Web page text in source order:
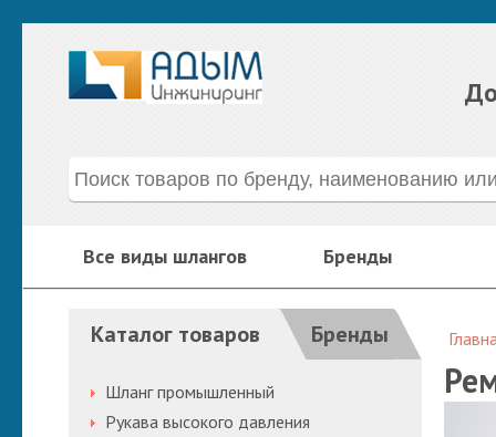
Все виды шлангов Бренды
Каталог товаров Бренды
Шланг промышленный
Рукава высокого давления